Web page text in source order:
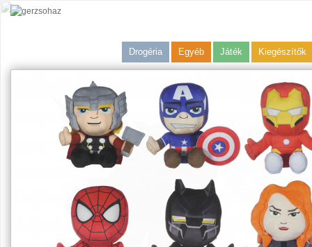
Drogéria Egyéb Játék Kiegészítők